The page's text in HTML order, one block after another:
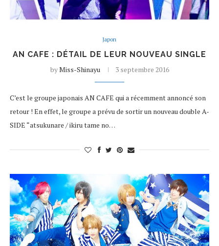
Japon
AN CAFE : DÉTAIL DE LEUR NOUVEAU SINGLE
byMiss-Shinayu 3 septembre 2016
C’est le groupe japonais AN CAFE qui a récemment annoncé son
retour ! En effet, le groupe a prévu de sortir un nouveau double A-
SIDE “atsukunare / ikiru tame no…